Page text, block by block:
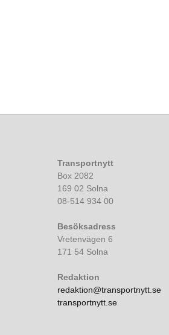
Transportnytt
Box 2082
169 02 Solna
08-514 934 00
Besöksadress
Vretenvägen 6
171 54 Solna
Redaktion
redaktion@transportnytt.se
transportnytt.se